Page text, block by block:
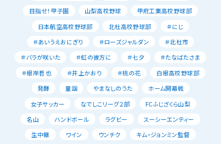
目指せ！甲子園
山梨高校野球
甲府工業高校野球部
日本航空高校野球部
北杜高校野球部
＃にじ
＃あいうえおにぎり
＃ローズジャルダン
＃北杜市
＃バラが咲いた
＃虹の彼方に ＃七夕
＃たなばたさま
＃根岸哲也
＃井上かおり ＃桃の花
白根高校野球部
発酵
童謡 やまなしのうた
ホーム開幕戦
女子サッカー
なでしこリーグ２部
FCふじざくら山梨
名山
ハンドボール ラグビー
スーシーエンティー
生中継
ワイン ウンチク
キム・ジョンミン監督